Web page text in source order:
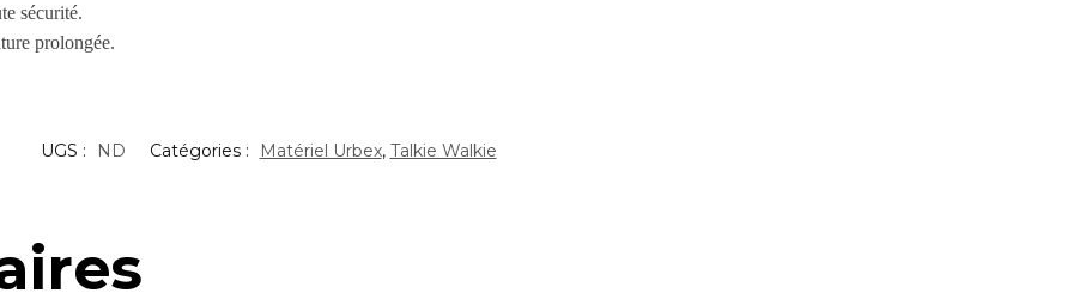
sécurité.
prolongée.
UGS : ND Catégories : Matériel Urbex, Talkie Walkie